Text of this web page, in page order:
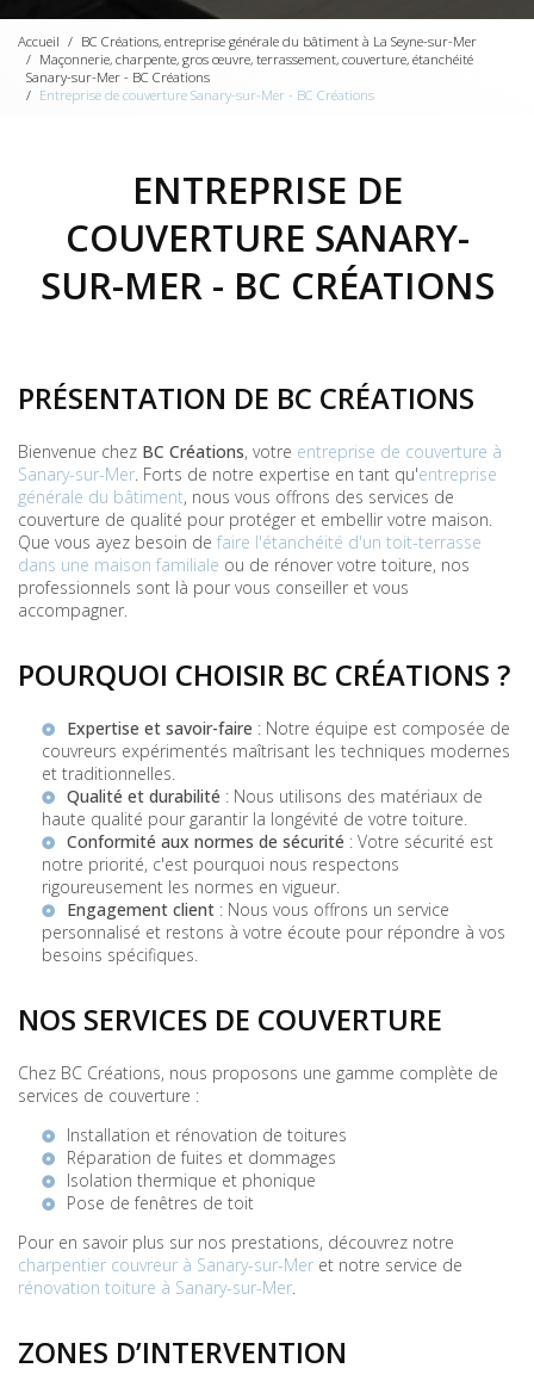
Accueil
BC Créations, entreprise générale du bâtiment à La Seyne-sur-Mer
Maçonnerie, charpente, gros œuvre, terrassement, couverture, étanchéité
Sanary-sur-Mer - BC Créations
Entreprise de couverture Sanary-sur-Mer - BC Créations
ENTREPRISE DE
COUVERTURE SANARY-
SUR-MER - BC CRÉATIONS
PRÉSENTATION DE BC CRÉATIONS
Bienvenue chez BC Créations, votre entreprise de couverture à
Sanary-sur-Mer. Forts de notre expertise en tant qu'entreprise
générale du bâtiment, nous vous offrons des services de
couverture de qualité pour protéger et embellir votre maison.
Que vous ayez besoin de faire l'étanchéité d'un toit-terrasse
dans une maison familiale ou de rénover votre toiture, nos
professionnels sont là pour vous conseiller et vous
accompagner.
POURQUOI CHOISIR BC CRÉATIONS ?
Expertise et savoir-faire : Notre équipe est composée de
couvreurs expérimentés maîtrisant les techniques modernes
et traditionnelles.
Qualité et durabilité : Nous utilisons des matériaux de
haute qualité pour garantir la longévité de votre toiture.
Conformité aux normes de sécurité : Votre sécurité est
notre priorité, c'est pourquoi nous respectons
rigoureusement les normes en vigueur.
Engagement client : Nous vous offrons un service
personnalisé et restons à votre écoute pour répondre à vos
besoins spécifiques.
NOS SERVICES DE COUVERTURE
Chez BC Créations, nous proposons une gamme complète de
services de couverture :
Installation et rénovation de toitures
Réparation de fuites et dommages
Isolation thermique et phonique
Pose de fenêtres de toit
Pour en savoir plus sur nos prestations, découvrez notre
charpentier couvreur à Sanary-sur-Mer et notre service de
rénovation toiture à Sanary-sur-Mer.
ZONES D’INTERVENTION